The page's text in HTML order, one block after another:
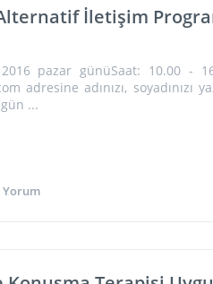
İletişim
pazar günüSaat: 10.00 -
adresine adınızı,
...
Yorum